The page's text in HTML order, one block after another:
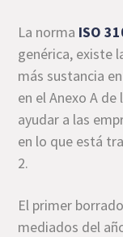
La norma ISO
genérica, existe
más sustancia
en el Anexo A de
ayudar a las
en lo que está
2.
El primer
mediados del